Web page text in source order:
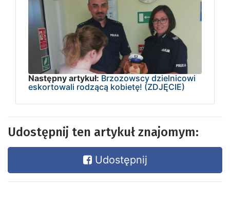
Następny artykuł: Brzozowscy dzielnicowi
eskortowali rodzącą kobietę! (ZDJĘCIE)
Udostępnij ten artykuł znajomym:
Udostępnij